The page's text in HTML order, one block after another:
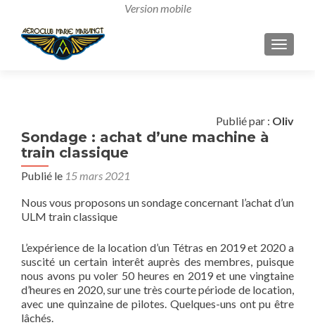
Publié par : Oliv
Sondage : achat d’une machine à
train classique
Publié le 15 mars 2021
Nous vous proposons un sondage concernant l’achat d’un
ULM train classique
L’expérience de la location d’un Tétras en 2019 et 2020 a
suscité un certain interêt auprès des membres, puisque
nous avons pu voler 50 heures en 2019 et une vingtaine
d’heures en 2020, sur une très courte période de location,
avec une quinzaine de pilotes. Quelques-uns ont pu être
lâchés.